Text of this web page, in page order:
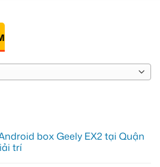
box Geely EX2 tại Quận
trí